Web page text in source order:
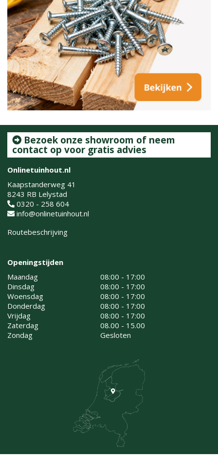
Bezoek onze showroom of neem
contact op voor gratis advies
Onlinetuinhout.nl
Kaapstanderweg 41
8243 RB Lelystad
0320 - 258 604
info@onlinetuinhout.nl
Routebeschrijving
Openingstijden
Maandag
08:00 - 17:00
Dinsdag
08:00 - 17:00
Woensdag
08:00 - 17:00
Donderdag
08:00 - 17:00
Vrijdag
08:00 - 17:00
Zaterdag
08.00 - 15.00
Zondag
Gesloten